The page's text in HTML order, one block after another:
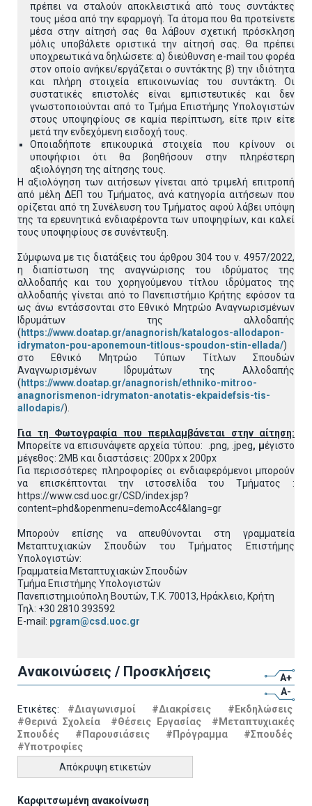
πρέπει να σταλούν αποκλειστικά από τους συντάκτες
τους μέσα από την εφαρμογή. Τα άτομα που θα προτείνετε
μέσα στην αίτησή σας θα λάβουν σχετική πρόσκληση
μόλις υποβάλετε οριστικά την αίτησή σας. Θα πρέπει
υποχρεωτικά να δηλώσετε: α) διεύθυνση e-mail του φορέα
στον οποίο ανήκει/εργάζεται ο συντάκτης β) την ιδιότητα
και πλήρη στοιχεία επικοινωνίας του συντάκτη. Οι
συστατικές επιστολές είναι εμπιστευτικές και δεν
γνωστοποιούνται από το Τμήμα Επιστήμης Υπολογιστών
στους υποψηφίους σε καμία περίπτωση, είτε πριν είτε
μετά την ενδεχόμενη εισδοχή τους.
Οποιαδήποτε επικουρικά στοιχεία που κρίνουν οι
υποψήφιοι ότι θα βοηθήσουν στην πληρέστερη
αξιολόγηση της αίτησης τους.
H αξιολόγηση των αιτήσεων γίνεται από τριμελή επιτροπή
από μέλη ΔΕΠ του Τμήματος, ανά κατηγορία αιτήσεων που
ορίζεται από τη Συνέλευση του Τμήματος αφού λάβει υπόψη
της τα ερευνητικά ενδιαφέροντα των υποψηφίων, και καλεί
τους υποψηφίους σε συνέντευξη.
Σύμφωνα με τις διατάξεις του άρθρου 304 του ν. 4957/2022,
η διαπίστωση της αναγνώρισης του ιδρύματος της
αλλοδαπής και του χορηγούμενου τίτλου ιδρύματος της
αλλοδαπής γίνεται από το Πανεπιστήμιο Κρήτης εφόσον τα
ως άνω εντάσσονται στο Εθνικό Μητρώο Αναγνωρισμένων
Ιδρυμάτων της αλλοδαπής
( https://www.doatap.gr/anagnorish/katalogos-allodapon-
idrymaton-pou-aponemoun-titlous-spoudon-stin-ellada/)
στο Εθνικό Μητρώο Τύπων Τίτλων Σπουδών
Αναγνωρισμένων Ιδρυμάτων της Αλλοδαπής
( https://www.doatap.gr/anagnorish/ethniko-mitroo-
anagnorismenon-idrymaton-anotatis-ekpaidefsis-tis-
allodapis/).
Για τη Φωτογραφία που περιλαμβάνεται στην αίτηση:
Μπορείτε να επισυνάψετε αρχεία τύπου: .png, .jpeg, μέγιστο
μέγεθος: 2MB και διαστάσεις: 200px x 200px
Για περισσότερες πληροφορίες οι ενδιαφερόμενοι μπορούν
να επισκέπτονται την ιστοσελίδα του Τμήματος :
https://www.csd.uoc.gr/CSD/index.jsp?
content=phd&openmenu=demoAcc4&lang=gr
Μπορούν επίσης να απευθύνονται στη γραμματεία
Μεταπτυχιακών Σπουδών του Τμήματος Επιστήμης
Υπολογιστών:
Γραμματεία Μεταπτυχιακών Σπουδών
Τμήμα Επιστήμης Υπολογιστών
Πανεπιστημιούπολη Βουτών, Τ.Κ. 70013, Ηράκλειο, Κρήτη
Τηλ: +30 2810 393592
E-mail: pgram@csd.uoc.gr
Ανακοινώσεις / Προσκλήσεις
A+
A-
Ετικέτες: #Διαγωνισμοί #Διακρίσεις
#Εκδηλώσεις
#Θερινά Σχολεία
#Θέσεις Εργασίας
#Μεταπτυχιακές
Σπουδές
#Παρουσιάσεις #Πρόγραμμα
#Σπουδές
#Υποτροφίες
Απόκρυψη ετικετών
Καρφιτσωμένη ανακοίνωση